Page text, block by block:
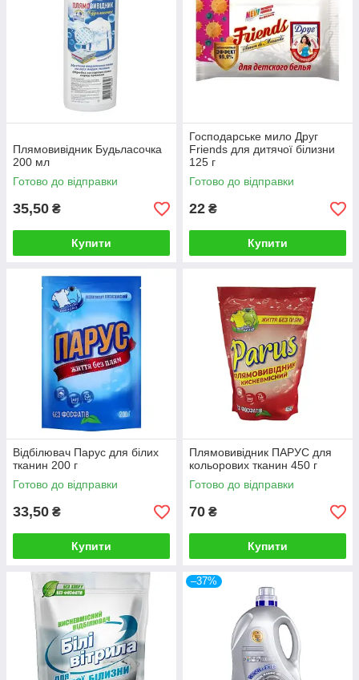
Плямовивідник Будьласочка
200 мл
Готово до відправки
35,50 ₴
Купити
Господарське мило Друг
Friends для дитячої білизни
125 г
Готово до відправки
22 ₴
Купити
Відбілювач Парус для білих
тканин 200 г
Готово до відправки
33,50 ₴
Купити
Плямовивідник ПАРУС для
кольорових тканин 450 г
Готово до відправки
70 ₴
Купити
–37%